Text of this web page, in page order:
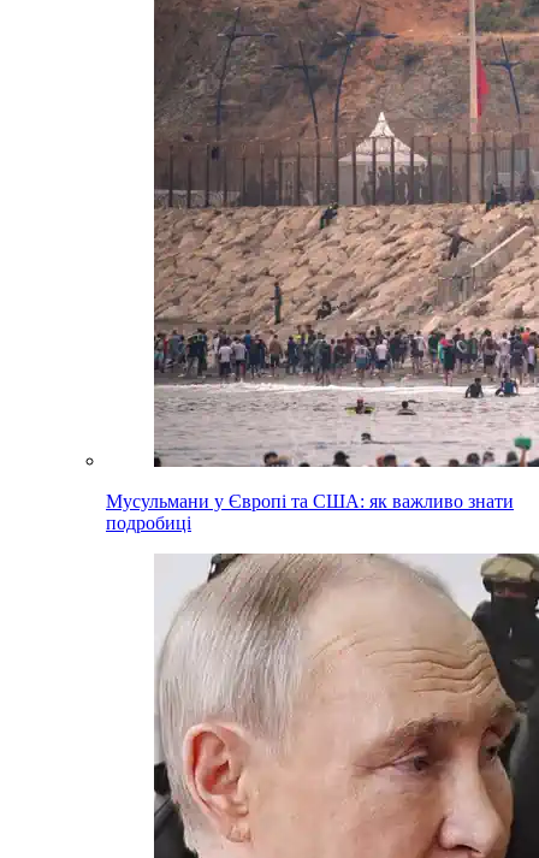
Мусульмани у Європі та США: як важливо знати
подробиці